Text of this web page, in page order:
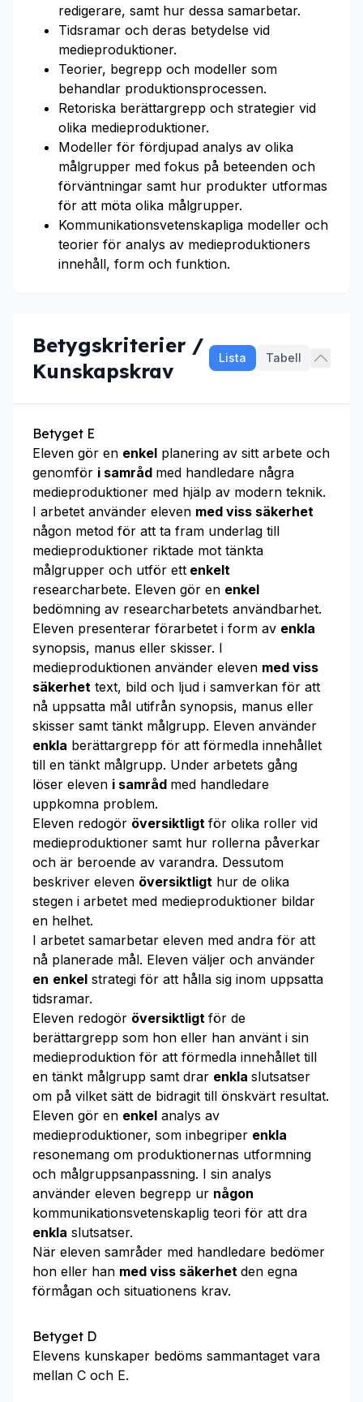
redigerare, samt hur dessa samarbetar.
Tidsramar och deras betydelse vid
medieproduktioner.
Teorier, begrepp och modeller som
behandlar produktionsprocessen.
Retoriska berättargrepp och strategier vid
olika medieproduktioner.
Modeller för fördjupad analys av olika
målgrupper med fokus på beteenden och
förväntningar samt hur produkter utformas
för att möta olika målgrupper.
Kommunikationsvetenskapliga modeller och
teorier för analys av medieproduktioners
innehåll, form och funktion.
Betygskriterier /
Kunskapskrav
Lista Tabell
Betyget E
Eleven gör en enkel planering av sitt arbete och
genomför i samråd med handledare några
medieproduktioner med hjälp av modern teknik.
I arbetet använder eleven med viss säkerhet
någon metod för att ta fram underlag till
medieproduktioner riktade mot tänkta
målgrupper och utför ett enkelt
researcharbete. Eleven gör en enkel
bedömning av researcharbetets användbarhet.
Eleven presenterar förarbetet i form av enkla
synopsis, manus eller skisser. I
medieproduktionen använder eleven med viss
säkerhet text, bild och ljud i samverkan för att
nå uppsatta mål utifrån synopsis, manus eller
skisser samt tänkt målgrupp. Eleven använder
enkla berättargrepp för att förmedla innehållet
till en tänkt målgrupp. Under arbetets gång
löser eleven i samråd med handledare
uppkomna problem.
Eleven redogör översiktligt för olika roller vid
medieproduktioner samt hur rollerna påverkar
och är beroende av varandra. Dessutom
beskriver eleven översiktligt hur de olika
stegen i arbetet med medieproduktioner bildar
en helhet.
I arbetet samarbetar eleven med andra för att
nå planerade mål. Eleven väljer och använder
en enkel strategi för att hålla sig inom uppsatta
tidsramar.
Eleven redogör översiktligt för de
berättargrepp som hon eller han använt i sin
medieproduktion för att förmedla innehållet till
en tänkt målgrupp samt drar enkla slutsatser
om på vilket sätt de bidragit till önskvärt resultat.
Eleven gör en enkel analys av
medieproduktioner, som inbegriper enkla
resonemang om produktionernas utformning
och målgruppsanpassning. I sin analys
använder eleven begrepp ur någon
kommunikationsvetenskaplig teori för att dra
enkla slutsatser.
När eleven samråder med handledare bedömer
hon eller han med viss säkerhet den egna
förmågan och situationens krav.
Betyget D
Elevens kunskaper bedöms sammantaget vara
mellan C och E.